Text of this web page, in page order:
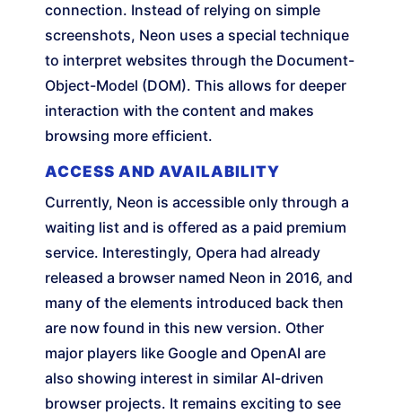
connection. Instead of relying on simple
screenshots, Neon uses a special technique
to interpret websites through the Document-
Object-Model (DOM). This allows for deeper
interaction with the content and makes
browsing more efficient.
ACCESS AND AVAILABILITY
Currently, Neon is accessible only through a
waiting list and is offered as a paid premium
service. Interestingly, Opera had already
released a browser named Neon in 2016, and
many of the elements introduced back then
are now found in this new version. Other
major players like Google and OpenAI are
also showing interest in similar AI-driven
browser projects. It remains exciting to see